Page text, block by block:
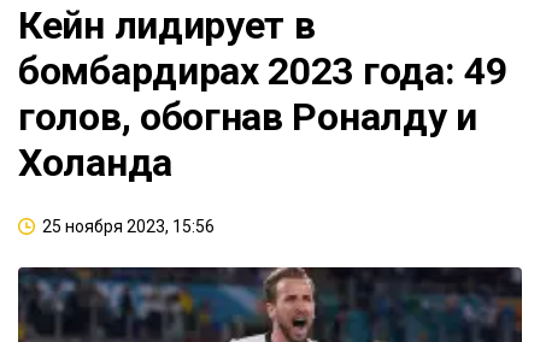
Кейн лидирует в
бомбардирах 2023 года: 49
голов, обогнав Роналду и
Холанда
25 ноября 2023, 15:56